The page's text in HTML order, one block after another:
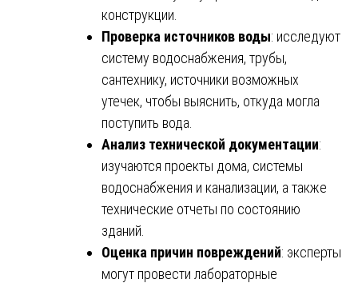
конструкции.
Проверка источников воды: исследуют
систему водоснабжения, трубы,
сантехнику, источники возможных
утечек, чтобы выяснить, откуда могла
поступить вода.
Анализ технической документации:
изучаются проекты дома, системы
водоснабжения и канализации, а также
технические отчеты по состоянию
зданий.
Оценка причин повреждений: эксперты
могут провести лабораторные